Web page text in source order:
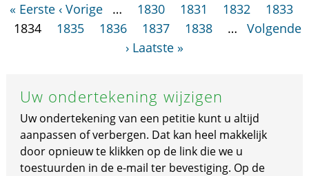
« Eerste ‹ Vorige … 1830 1831 1832
1833
1834
1835 1836 1837 1838 …
Volgende
› Laatste »
Uw ondertekening wijzigen
Uw ondertekening van een petitie kunt u altijd
aanpassen of verbergen. Dat kan heel makkelijk
door opnieuw te klikken op de link die we u
toestuurden in de e-mail ter bevestiging. Op de